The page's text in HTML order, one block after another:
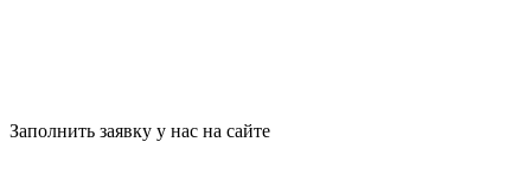
Заполнить заявку у нас на сайте